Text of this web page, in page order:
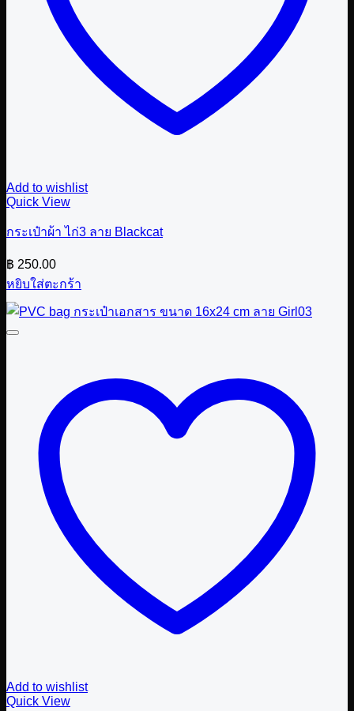
Add to wishlist
Quick View
กระเป๋าผ้า ไก่3 ลาย Blackcat
฿ 250.00
หยิบใส่ตะกร้า
Add to wishlist
Quick View